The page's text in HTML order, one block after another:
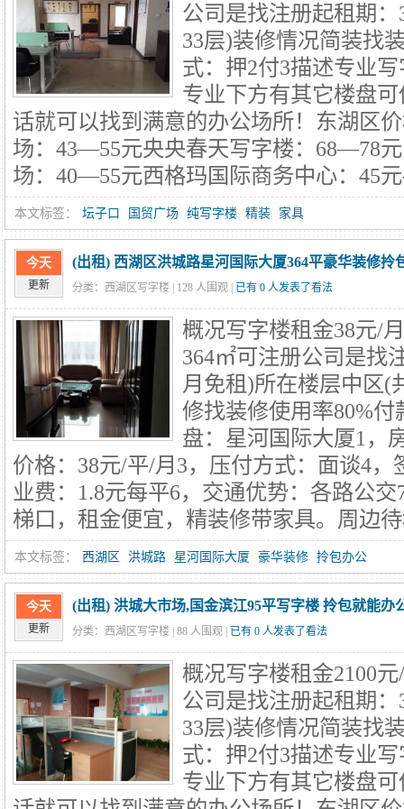
公司是找注册起租期
33层)装修情况简装找
式：押2付3描述专业
专业下方有其它楼盘
话就可以找到满意的办公场所！东湖区
场：43—55元央央春天写字楼：68—78
场：40—55元西格玛国际商务中心：45
本文标签： 坛子口 国贸广场 纯写字楼 精装 家具
今天
更新
(出租) 西湖区洪城路星河国际大厦364平豪华装修拎
分类：西湖区写字楼 | 128 人围观 | 已有 0 人发表了看法
概况写字楼租金38元/
364㎡可注册公司是找
月免租)所在楼层中区(
修找装修使用率80%
盘：星河国际大厦1，
价格：38元/平/月3，压付方式：面谈4，
业费：1.8元每平6，交通优势：各路公
梯口，租金便宜，精装修带家具。周边
本文标签： 西湖区 洪城路 星河国际大厦 豪华装修 拎包办公
今天
更新
(出租) 洪城大市场,国金滨江95平写字楼 拎包就能办
分类：西湖区写字楼 | 88 人围观 | 已有 0 人发表了看法
概况写字楼租金2100
公司是找注册起租期
33层)装修情况简装找
式：押2付3描述专业
专业下方有其它楼盘